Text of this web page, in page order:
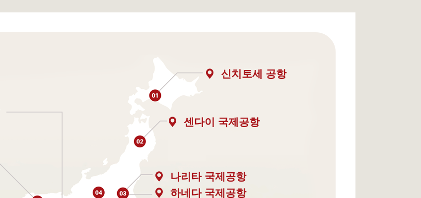
신치토세 공항
센다이 국제공항
나리타 국제공항
하네다 국제공항